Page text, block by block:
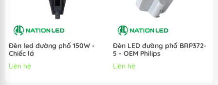
Đèn led đường phố 150W -
Chiếc lá
Liên hệ
Đèn LED đường phố BRP372-
5 - OEM Philips
Liên hệ